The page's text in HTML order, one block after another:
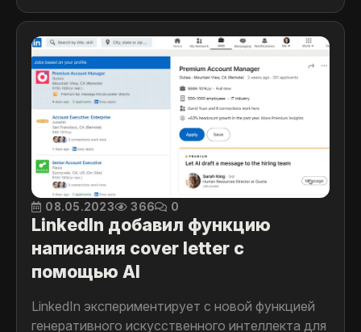
искусственном интеллекте.
08.05.2023 366 0
LinkedIn добавил функцию
написания cover letter с
помощью AI
LinkedIn экспериментирует с новой функцией
генеративного искусственного интеллекта для